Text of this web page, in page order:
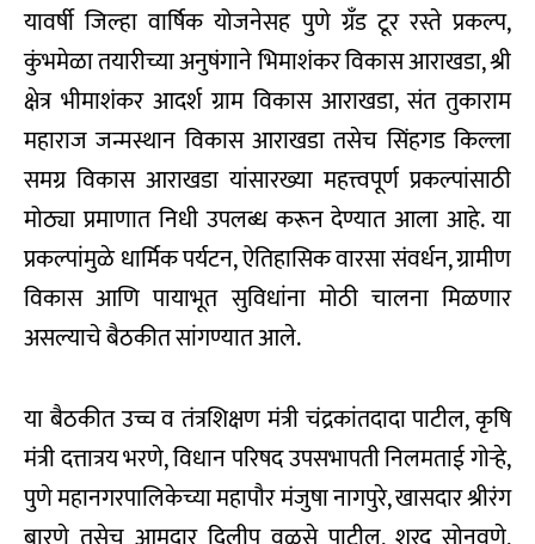
यावर्षी जिल्हा वार्षिक योजनेसह पुणे ग्रॅंड टूर रस्ते प्रकल्प,
कुंभमेळा तयारीच्या अनुषंगाने भिमाशंकर विकास आराखडा, श्री
क्षेत्र भीमाशंकर आदर्श ग्राम विकास आराखडा, संत तुकाराम
महाराज जन्मस्थान विकास आराखडा तसेच सिंहगड किल्ला
समग्र विकास आराखडा यांसारख्या महत्त्वपूर्ण प्रकल्पांसाठी
मोठ्या प्रमाणात निधी उपलब्ध करून देण्यात आला आहे. या
प्रकल्पांमुळे धार्मिक पर्यटन, ऐतिहासिक वारसा संवर्धन, ग्रामीण
विकास आणि पायाभूत सुविधांना मोठी चालना मिळणार
असल्याचे बैठकीत सांगण्यात आले.
या बैठकीत उच्च व तंत्रशिक्षण मंत्री चंद्रकांतदादा पाटील, कृषि
मंत्री दत्तात्रय भरणे, विधान परिषद उपसभापती निलमताई गोऱ्हे,
पुणे महानगरपालिकेच्या महापौर मंजुषा नागपुरे, खासदार श्रीरंग